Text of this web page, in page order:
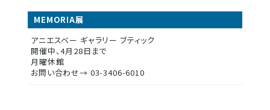
MEMORIA展
アニエスベー ギャラリー ブティック
開催中、4月28日まで
月曜休館
お問い合わせ→ 03-3406-6010